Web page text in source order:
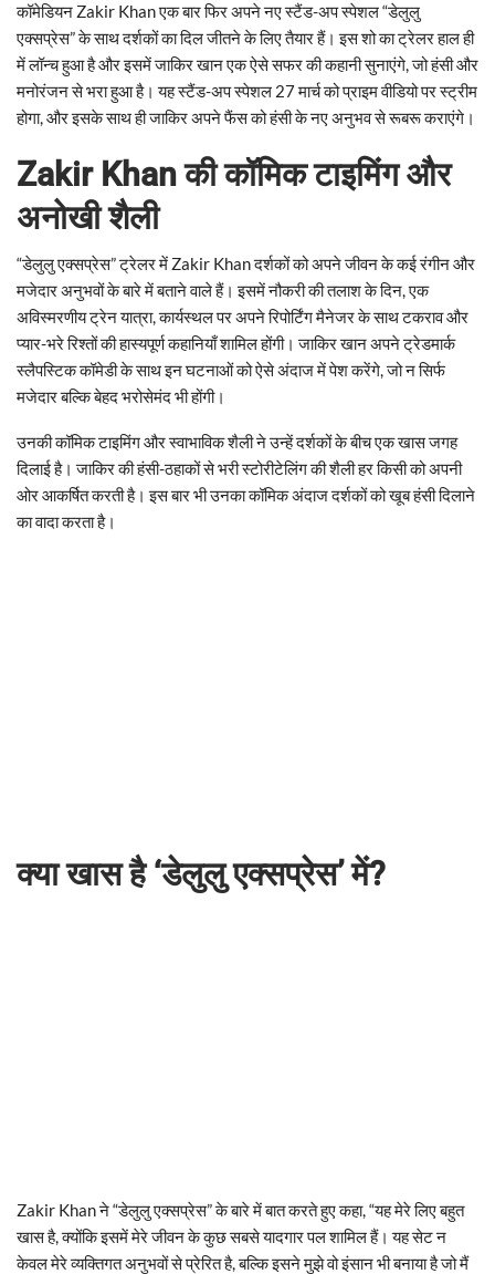
कॉमेडियन Zakir Khan एक बार फिर अपने नए स्टैंड-अप स्पेशल “डेलुलु
एक्सप्रेस” के साथ दर्शकों का दिल जीतने के लिए तैयार हैं। इस शो का ट्रेलर हाल ही
में लॉन्च हुआ है और इसमें जाकिर खान एक ऐसे सफर की कहानी सुनाएंगे, जो हंसी और
मनोरंजन से भरा हुआ है। यह स्टैंड-अप स्पेशल 27 मार्च को प्राइम वीडियो पर स्ट्रीम
होगा, और इसके साथ ही जाकिर अपने फैंस को हंसी के नए अनुभव से रूबरू कराएंगे।
Zakir Khan की कॉमिक टाइमिंग और
अनोखी शैली
“डेलुलु एक्सप्रेस” ट्रेलर में Zakir Khan दर्शकों को अपने जीवन के कई रंगीन और
मजेदार अनुभवों के बारे में बताने वाले हैं। इसमें नौकरी की तलाश के दिन, एक
अविस्मरणीय ट्रेन यात्रा, कार्यस्थल पर अपने रिपोर्टिंग मैनेजर के साथ टकराव और
प्यार-भरे रिश्तों की हास्यपूर्ण कहानियाँ शामिल होंगी। जाकिर खान अपने ट्रेडमार्क
स्लैपस्टिक कॉमेडी के साथ इन घटनाओं को ऐसे अंदाज में पेश करेंगे, जो न सिर्फ
मजेदार बल्कि बेहद भरोसेमंद भी होंगी।
उनकी कॉमिक टाइमिंग और स्वाभाविक शैली ने उन्हें दर्शकों के बीच एक खास जगह
दिलाई है। जाकिर की हंसी-ठहाकों से भरी स्टोरीटेलिंग की शैली हर किसी को अपनी
ओर आकर्षित करती है। इस बार भी उनका कॉमिक अंदाज दर्शकों को खूब हंसी दिलाने
का वादा करता है।
क्या खास है ‘डेलुलु एक्सप्रेस’ में?
Zakir Khan ने “डेलुलु एक्सप्रेस” के बारे में बात करते हुए कहा, “यह मेरे लिए बहुत
खास है, क्योंकि इसमें मेरे जीवन के कुछ सबसे यादगार पल शामिल हैं। यह सेट न
केवल मेरे व्यक्तिगत अनुभवों से प्रेरित है, बल्कि इसने मुझे वो इंसान भी बनाया है जो मैं